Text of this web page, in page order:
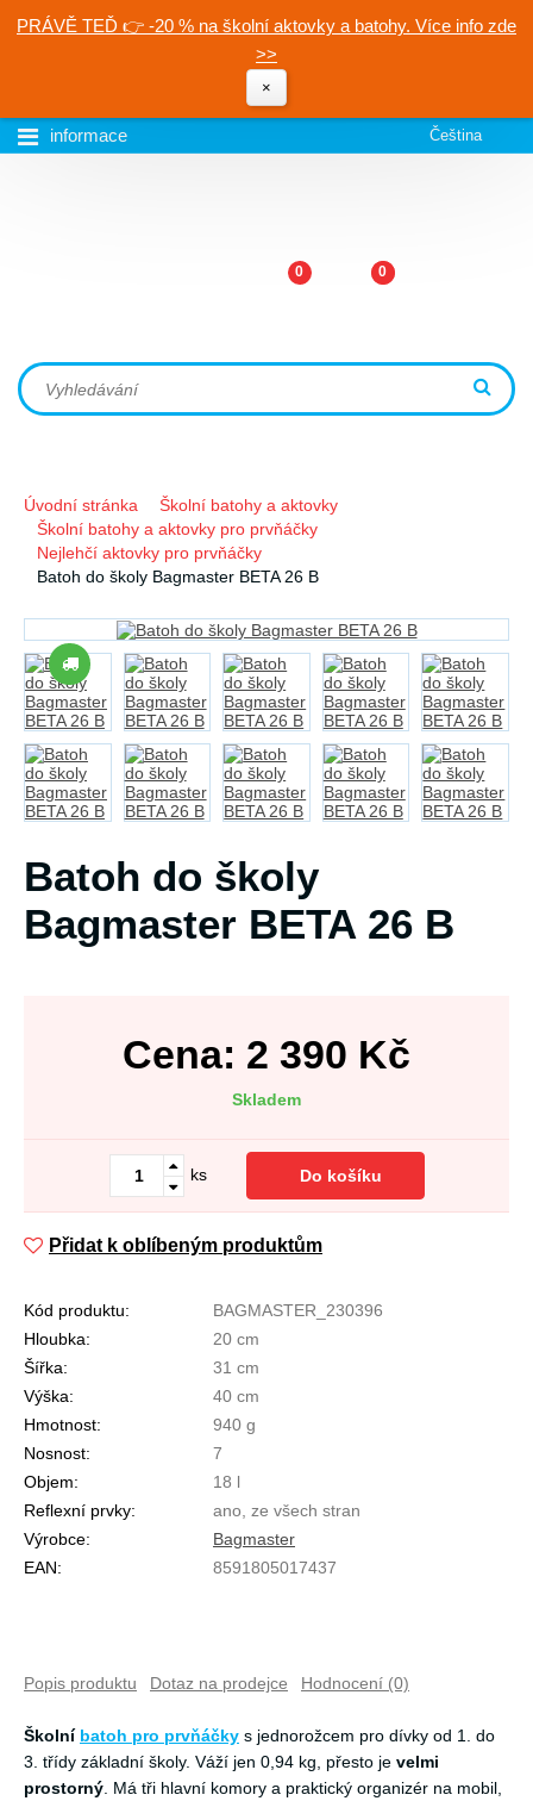
PRÁVĚ TEĎ 👉 -20 % na školní aktovky a batohy. Více info zde
>>
×
informace Čeština
0 0
Úvodní stránka
Školní batohy a aktovky
Školní batohy a aktovky pro prvňáčky
Nejlehčí aktovky pro prvňáčky
Batoh do školy Bagmaster BETA 26 B
Batoh do školy
Bagmaster BETA 26 B
Cena: 2 390 Kč
Skladem
ks Do košíku
Přidat k oblíbeným produktům
Kód produktu:
BAGMASTER_230396
Hloubka:
20 cm
Šířka:
31 cm
Výška:
40 cm
Hmotnost:
940 g
Nosnost:
7
Objem:
18 l
Reflexní prvky:
ano, ze všech stran
Výrobce:
Bagmaster
EAN:
8591805017437
Popis produktu Dotaz na prodejce Hodnocení (0)
Školní batoh pro prvňáčky s jednorožcem pro dívky od 1. do
3. třídy základní školy. Váží jen 0,94 kg, přesto je velmi
prostorný. Má tři hlavní komory a praktický organizér na mobil,